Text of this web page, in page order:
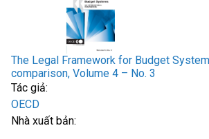
The Legal Framework for Budget
comparison, Volume 4 – No. 3
Tác giả:
OECD
Nhà xuất bản: